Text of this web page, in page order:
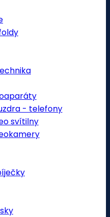
- telefony
svítilny